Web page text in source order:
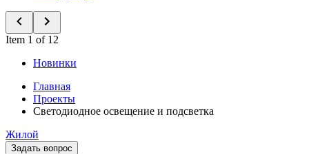
Item 1 of 12
Новинки
Главная
Проекты
Светодиодное освещение и подсветка
Жилой
Задать вопрос